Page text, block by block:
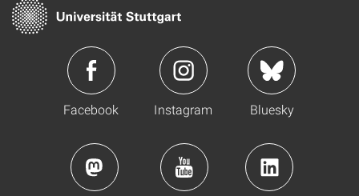
Facebook Instagram Bluesky